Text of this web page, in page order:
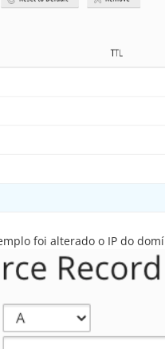
foi alterado o IP do